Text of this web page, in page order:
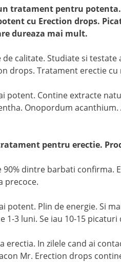
tratament pentru
cu Erection drops.
dureaza mai mult.
calitate. Studiate si
drops. Tratament erectie cu
potent. Contine extracte
Onopordum
pentru erectie.
dintre barbati confirma.
precoce.
potent. Plin de energie. Si
1-3 luni. Se iau 10-15
erectia. In zilele cand ai
Mr. Erection drops